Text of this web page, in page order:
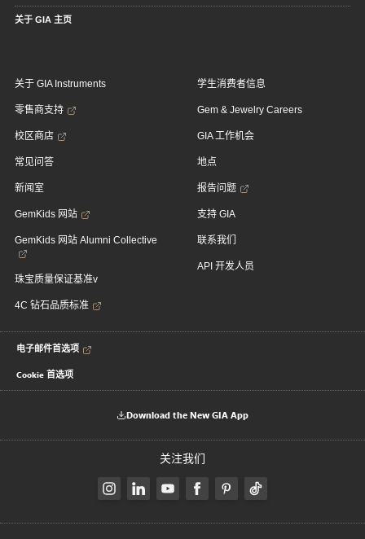
关于 GIA 主页
关于 GIA Instruments
零售商支持
校区商店
常见问答
新闻室
GemKids 网站
GemKids 网站 Alumni Collective
珠宝质量保证基准v
4C 钻石品质标准
学生消费者信息
Gem & Jewelry Careers
GIA 工作机会
地点
报告问题
支持 GIA
联系我们
API 开发人员
电子邮件首选项
Cookie 首选项
Download the New GIA App
关注我们